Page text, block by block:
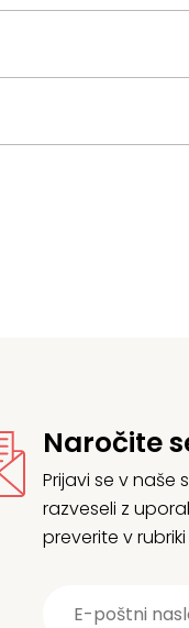
Naročite
Prijavi se v
razveseli z
preverite v